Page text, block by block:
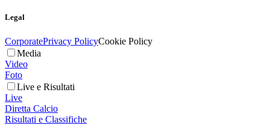
Legal
CorporatePrivacy PolicyCookie Policy
Media
Video
Foto
Live e Risultati
Live
Diretta Calcio
Risultati e Classifiche